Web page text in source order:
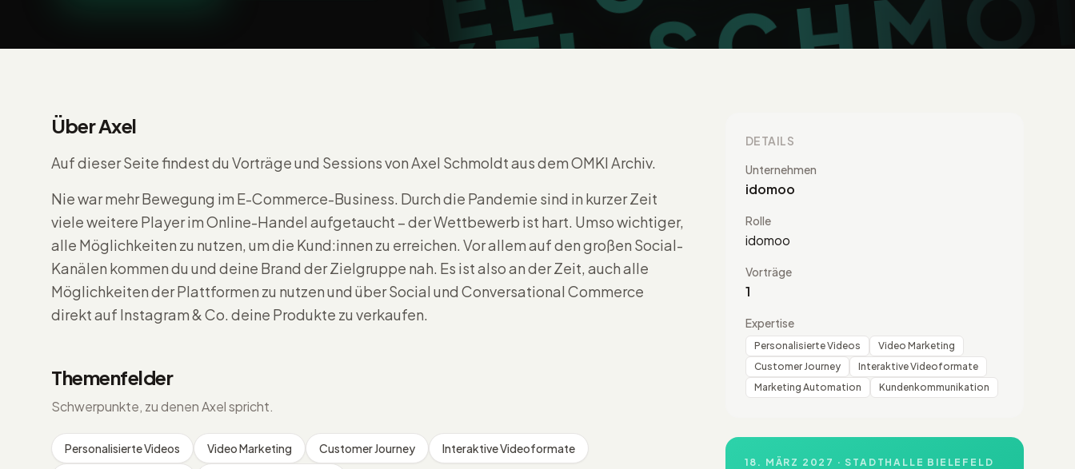
Über Axel
Auf dieser Seite findest du Vorträge und Sessions von Axel Schmoldt aus dem OMKI Archiv.
Nie war mehr Bewegung im E-Commerce-Business. Durch die Pandemie sind in kurzer Zeit
viele weitere Player im Online-Handel aufgetaucht – der Wettbewerb ist hart. Umso wichtiger,
alle Möglichkeiten zu nutzen, um die Kund:innen zu erreichen. Vor allem auf den großen Social-
Kanälen kommen du und deine Brand der Zielgruppe nah. Es ist also an der Zeit, auch alle
Möglichkeiten der Plattformen zu nutzen und über Social und Conversational Commerce
direkt auf Instagram & Co. deine Produkte zu verkaufen.
Themenfelder
Schwerpunkte, zu denen Axel spricht.
Personalisierte Videos Video Marketing Customer Journey Interaktive Videoformate
DETAILS
Unternehmen
idomoo
Rolle
idomoo
Vorträge
1
Expertise
Personalisierte Videos
Video Marketing
Customer Journey
Interaktive Videoformate
Marketing Automation
Kundenkommunikation
18. MÄRZ 2027 · STADTHALLE BIELEFELD